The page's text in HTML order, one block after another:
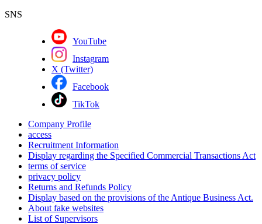
SNS
YouTube
Instagram
X (Twitter)
Facebook
TikTok
Company Profile
access
Recruitment Information
Display regarding the Specified Commercial Transactions Act
terms of service
privacy policy
Returns and Refunds Policy
Display based on the provisions of the Antique Business Act.
About fake websites
List of Supervisors